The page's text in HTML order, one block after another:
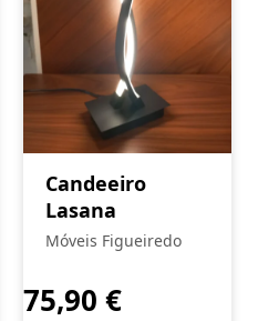
Candeeiro
Lasana
Móveis Figueiredo
75,90 €